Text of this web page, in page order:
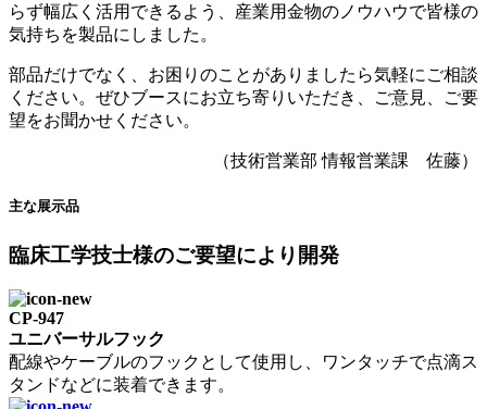
らず幅広く活用できるよう、産業用金物のノウハウで皆様の
気持ちを製品にしました。
部品だけでなく、お困りのことがありましたら気軽にご相談
ください。ぜひブースにお立ち寄りいただき、ご意見、ご要
望をお聞かせください。
（技術営業部 情報営業課 佐藤）
主な展示品
臨床工学技士様のご要望により開発
CP-947
ユニバーサルフック
配線やケーブルのフックとして使用し、ワンタッチで点滴ス
タンドなどに装着できます。